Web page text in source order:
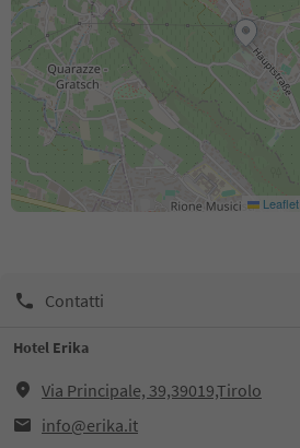
Leaflet
Contatti
Hotel Erika
Via Principale, 39,39019,Tirolo
info@erika.it